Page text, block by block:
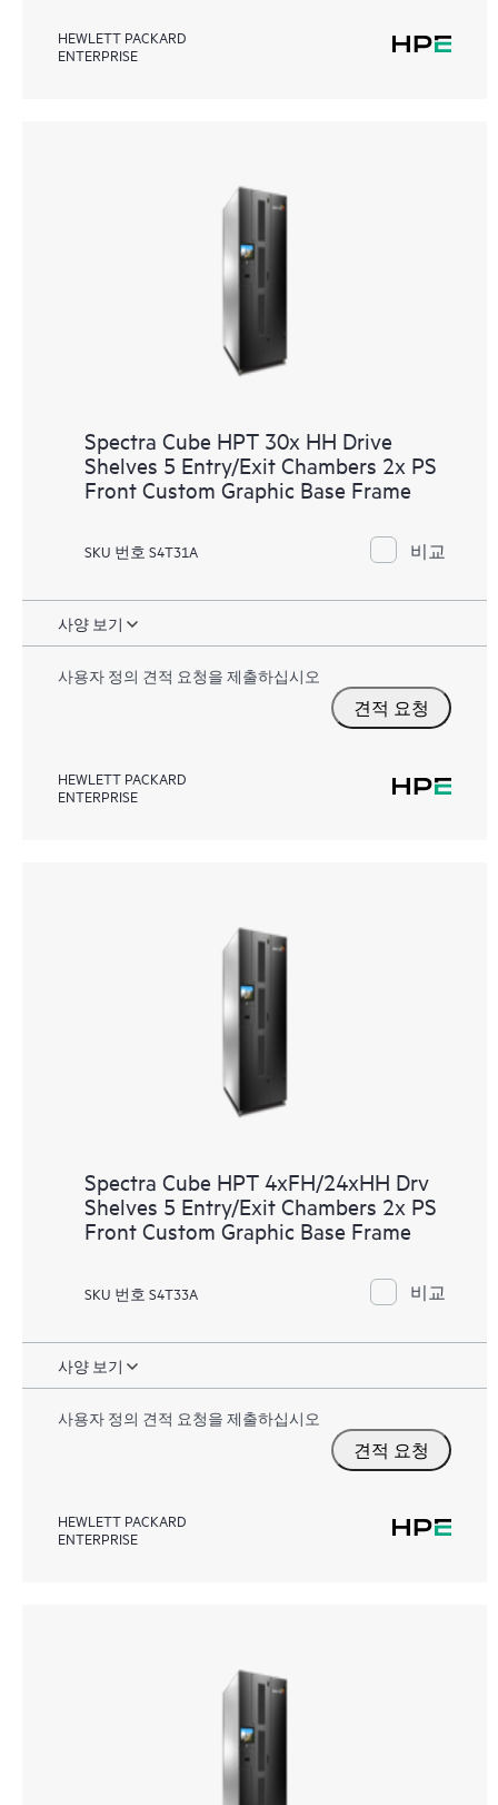
HEWLETT PACKARD
ENTERPRISE
Spectra Cube HPT 30x HH Drive
Shelves 5 Entry/Exit Chambers 2x PS
Front Custom Graphic Base Frame
SKU 번호 S4T31A 비교
사양 보기
사용자 정의 견적 요청을 제출하십시오
견적 요청
HEWLETT PACKARD
ENTERPRISE
Spectra Cube HPT 4xFH/24xHH Drv
Shelves 5 Entry/Exit Chambers 2x PS
Front Custom Graphic Base Frame
SKU 번호 S4T33A 비교
사양 보기
사용자 정의 견적 요청을 제출하십시오
견적 요청
HEWLETT PACKARD
ENTERPRISE